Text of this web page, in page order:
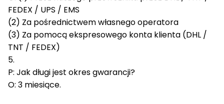
FEDEX / UPS / EMS
(2) Za pośrednictwem własnego operatora
(3) Za pomocą ekspresowego konta klienta (DHL /
TNT / FEDEX)
5.
P: Jak długi jest okres gwarancji?
O: 3 miesiące.